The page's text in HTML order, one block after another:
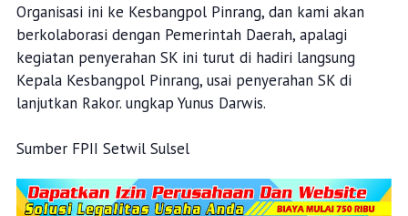
Organisasi ini ke Kesbangpol Pinrang, dan kami akan
berkolaborasi dengan Pemerintah Daerah, apalagi
kegiatan penyerahan SK ini turut di hadiri langsung
Kepala Kesbangpol Pinrang, usai penyerahan SK di
lanjutkan Rakor. ungkap Yunus Darwis.
Sumber FPII Setwil Sulsel